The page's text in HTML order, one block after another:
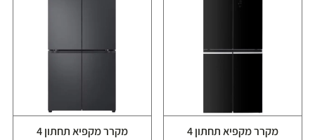
מקרר מקפיא תחתון 4
מקרר מקפיא תחתון 4